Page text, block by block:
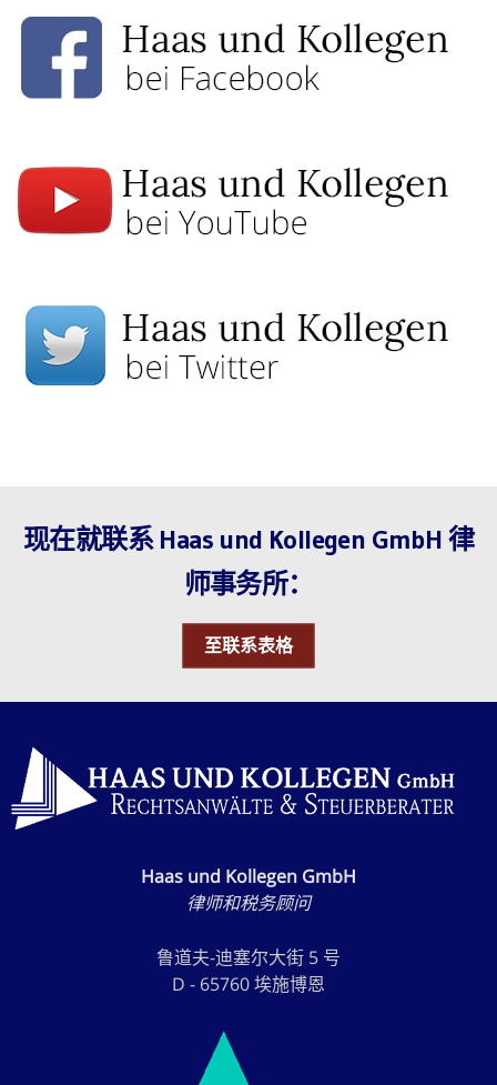
现在就联系 Haas und Kollegen GmbH 律
师事务所：
至联系表格
Haas und Kollegen GmbH
律师和税务顾问
鲁道夫-迪塞尔大街 5 号
D - 65760 埃施博恩